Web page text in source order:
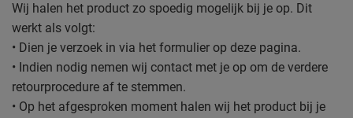
Wij halen het product zo spoedig mogelijk bij je op. Dit
werkt als volgt:
• Dien je verzoek in via het formulier op deze pagina.
• Indien nodig nemen wij contact met je op om de verdere
retourprocedure af te stemmen.
• Op het afgesproken moment halen wij het product bij je